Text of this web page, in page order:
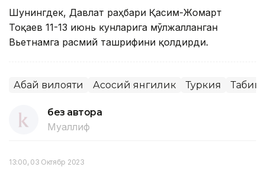
Шунингдек, Давлат раҳбари Қасим-Жомарт
Тоқаев 11-13 июнь кунларига мўлжалланган
Вьетнамга расмий ташрифини қолдирди.
Абай вилояти Асосий янгилик Туркия
без автора
Муаллиф
13:00, 03 Октябр 2023